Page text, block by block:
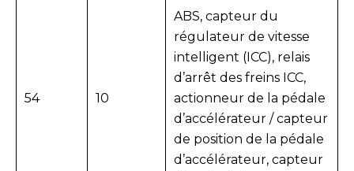
54 10
ABS, capteur du
régulateur de vitesse
intelligent (ICC), relais
d’arrêt des freins ICC,
actionneur de la pédale
d’accélérateur / capteur
de position de la pédale
d’accélérateur, capteur